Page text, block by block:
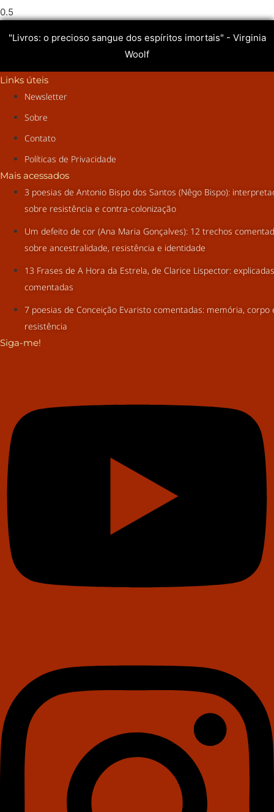
"Livros: o precioso sangue dos espíritos imortais" - Virginia
Woolf
Links úteis
Newsletter
Sobre
Contato
Políticas de Privacidade
Mais acessados
3 poesias de Antonio Bispo dos Santos (Nêgo Bispo):
sobre resistência e contra-colonização
Um defeito de cor (Ana Maria Gonçalves): 12 trechos
sobre ancestralidade, resistência e identidade
13 Frases de A Hora da Estrela, de Clarice Lispector:
comentadas
7 poesias de Conceição Evaristo comentadas: memória, corpo
resistência
Siga-me!